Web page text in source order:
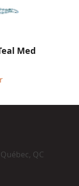
Med
QC